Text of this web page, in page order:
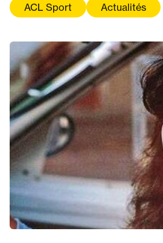
ACL Sport Actualités